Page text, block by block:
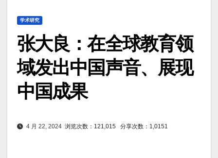
学术研究
张大良：在全球教育领
域发出中国声音、展现
中国成果
4 月 22, 2024 浏览次数：121,015 分享次数：1,0151